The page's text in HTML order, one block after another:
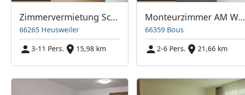
Zimmervermietung Schmidt Müller
66265 Heusweiler
3-11 Pers.
15,98 km
Monteurzimmer AM Weinberg
66359 Bous
2-6 Pers.
21,66 km